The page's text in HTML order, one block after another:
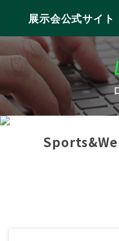
展示会公式サイト